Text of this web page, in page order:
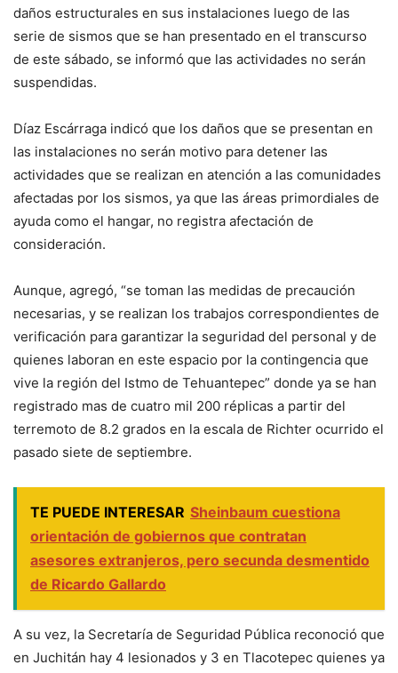
daños estructurales en sus instalaciones luego de las
serie de sismos que se han presentado en el transcurso
de este sábado, se informó que las actividades no serán
suspendidas.
Díaz Escárraga indicó que los daños que se presentan en
las instalaciones no serán motivo para detener las
actividades que se realizan en atención a las comunidades
afectadas por los sismos, ya que las áreas primordiales de
ayuda como el hangar, no registra afectación de
consideración.
Aunque, agregó, “se toman las medidas de precaución
necesarias, y se realizan los trabajos correspondientes de
verificación para garantizar la seguridad del personal y de
quienes laboran en este espacio por la contingencia que
vive la región del Istmo de Tehuantepec” donde ya se han
registrado mas de cuatro mil 200 réplicas a partir del
terremoto de 8.2 grados en la escala de Richter ocurrido el
pasado siete de septiembre.
TE PUEDE INTERESAR Sheinbaum cuestiona
orientación de gobiernos que contratan
asesores extranjeros, pero secunda desmentido
de Ricardo Gallardo
A su vez, la Secretaría de Seguridad Pública reconoció que
en Juchitán hay 4 lesionados y 3 en Tlacotepec quienes ya